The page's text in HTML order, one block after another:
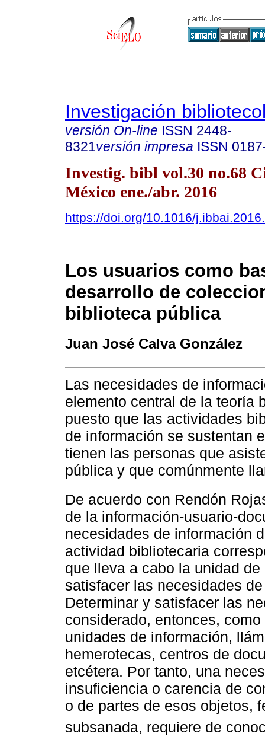
Investigación
versión On-line ISSN 2448-
8321versión impresa ISSN
Investig. bibl vol.30 no.68
México ene./abr. 2016
https://doi.org/10.1016/
Los usuarios como
desarrollo de
biblioteca pública
Juan José Calva González
Las necesidades de
elemento central de la teoría
puesto que las actividades
de información se sustentan
tienen las personas que
pública y que comúnmente
De acuerdo con Rendón
de la información-usuario-
necesidades de información
actividad bibliotecaria
que lleva a cabo la unidad
satisfacer las necesidades
Determinar y satisfacer las
considerado, entonces,
unidades de información,
hemerotecas, centros de
etcétera. Por tanto, una
insuficiencia o carencia de
o de partes de esos objetos,
subsanada, requiere de